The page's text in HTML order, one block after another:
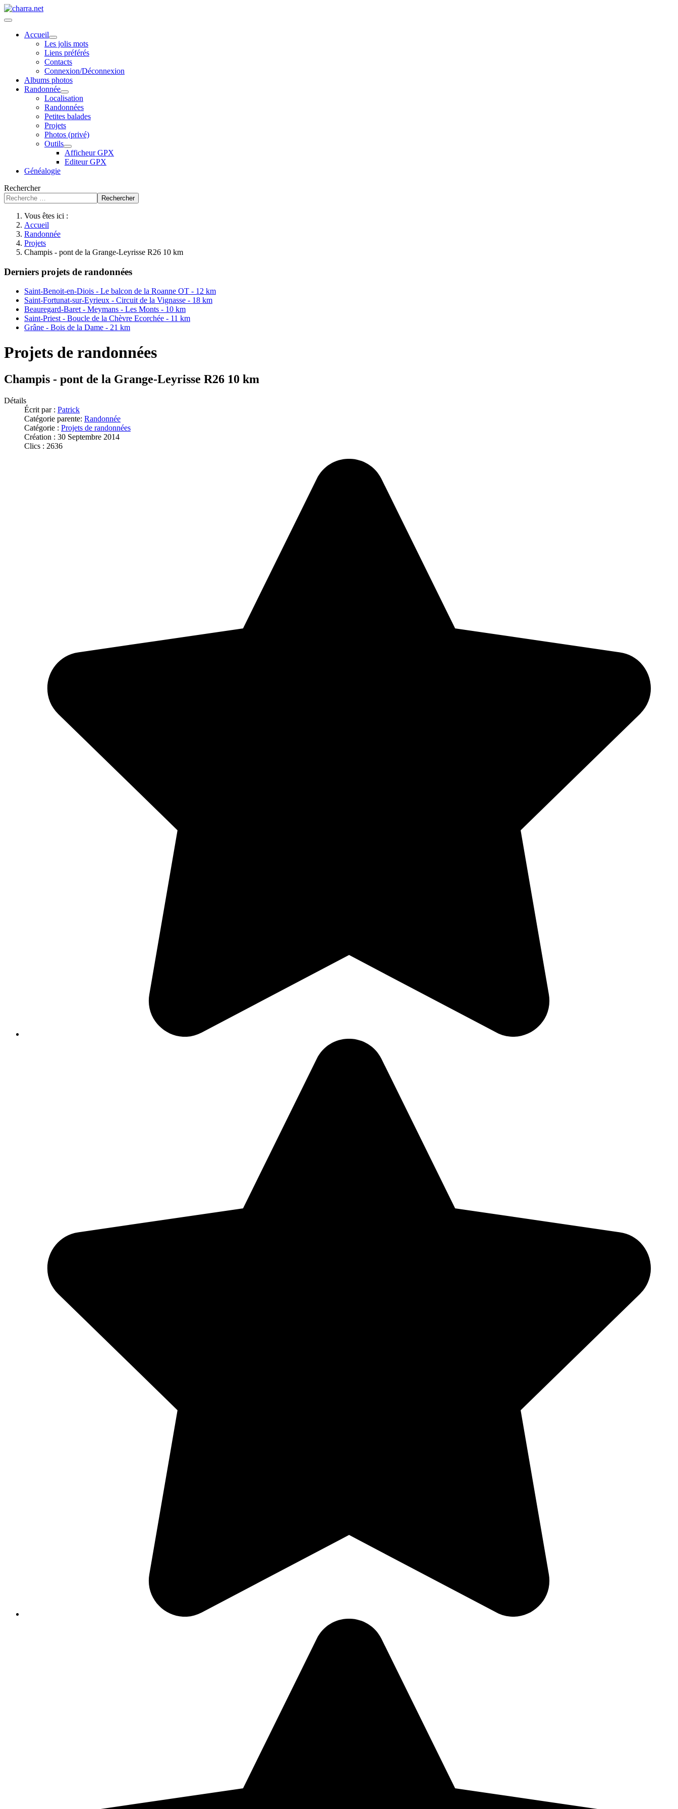
Accueil
Les jolis mots
Liens préférés
Contacts
Connexion/Déconnexion
Albums photos
Randonnée
Localisation
Randonnées
Petites balades
Projets
Photos (privé)
Outils
Afficheur GPX
Editeur GPX
Généalogie
Rechercher
Rechercher
Vous êtes ici :
Accueil
Randonnée
Projets
Champis - pont de la Grange-Leyrisse R26 10 km
Derniers projets de randonnées
Saint-Benoit-en-Diois - Le balcon de la Roanne OT - 12 km
Saint-Fortunat-sur-Eyrieux - Circuit de la Vignasse - 18 km
Beauregard-Baret - Meymans - Les Monts - 10 km
Saint-Priest - Boucle de la Chèvre Ecorchée - 11 km
Grâne - Bois de la Dame - 21 km
Projets de randonnées
Champis - pont de la Grange-Leyrisse R26 10 km
Détails
Écrit par : Patrick
Catégorie parente: Randonnée
Catégorie : Projets de randonnées
Création : 30 Septembre 2014
Clics : 2636